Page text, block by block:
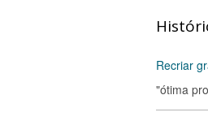
Recriar
"ótima